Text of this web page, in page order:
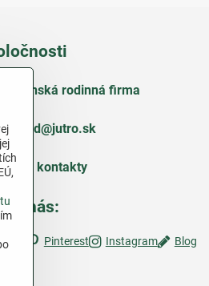
Slovenská rodinná firma
kontakty
nás:
Pinterest Instagram Blog